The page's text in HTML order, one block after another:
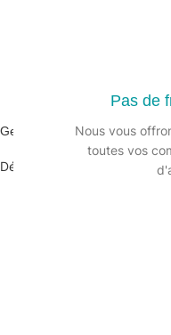
Pas de
Nous vous
toutes vos
Gel déboucheur PRORAX –
Déboucheur